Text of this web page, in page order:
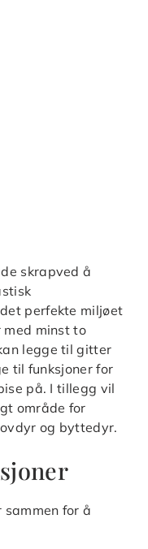
skrapved å
perfekte miljøet
minst to
legge til gitter
til funksjoner for
på. I tillegg vil
område for
og byttedyr.